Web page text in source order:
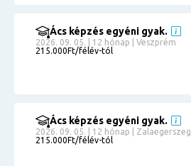
Ács képzés egyéni gyak.
2026. 09. 05. | 12 hónap | Veszprém
215.000Ft/félév-tól
Ács képzés egyéni gyak.
2026. 09. 05. | 12 hónap | Zalaegerszeg
215.000Ft/félév-tól